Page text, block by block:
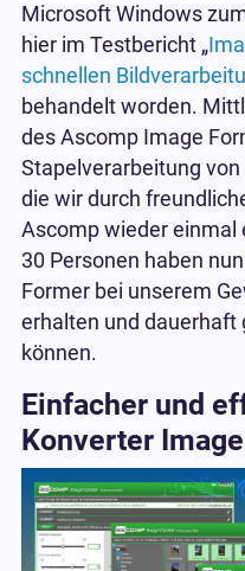
Microsoft Windows
hier im Testbericht „
schnellen
behandelt worden.
des Ascomp Image
Stapelverarbeitung von
die wir durch
Ascomp wieder einmal
30 Personen haben
Former bei unserem
erhalten und dauerhaft
können.
Einfacher und
Konverter